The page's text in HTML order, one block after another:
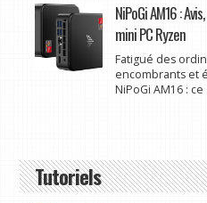
NiPoGi AM16 :
mini PC Ryzen
Fatigué des
encombrants et
NiPoGi AM16 : ce
Tutoriels